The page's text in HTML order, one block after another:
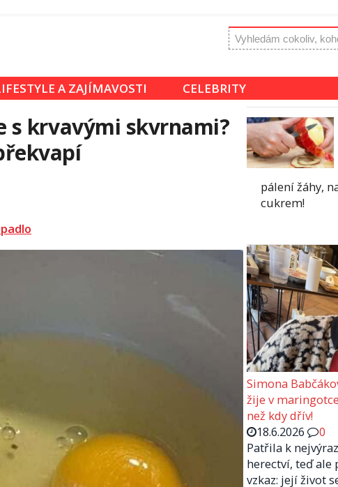
A ZAJÍMAVOSTI CELEBRITY
s krvavými skvrnami?
pálení žáhy,
cukrem!
Simona
žije v
než kdy dřív!
18.6.2026
0
Patřila k
herectví, teď ale
vzkaz: její život